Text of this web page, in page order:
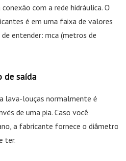
com a rede hidráulica. O
é em uma faixa de valores
entender: mca (metros de
de saída
lava-louças normalmente é
de uma pia. Caso você
a fabricante fornece o diâmetro
ter.